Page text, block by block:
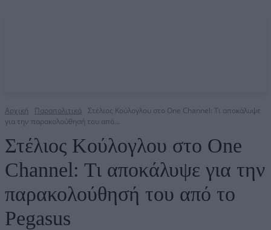
Αρχική Παραπολιτικά
Στέλιος Κούλογλου στο One Channel: Τι αποκάλυψε
για την παρακολούθησή του από...
Στέλιος Κούλογλου στο One
Channel: Τι αποκάλυψε για την
παρακολούθησή του από το
Pegasus